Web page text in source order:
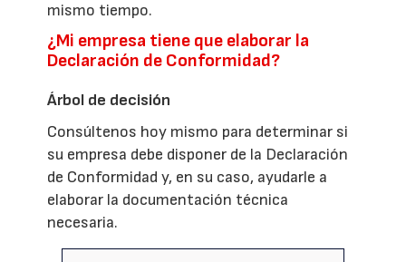
mismo tiempo.
¿Mi empresa tiene que elaborar la
Declaración de Conformidad?
Árbol de decisión
Consúltenos hoy mismo para determinar si
su empresa debe disponer de la Declaración
de Conformidad y, en su caso, ayudarle a
elaborar la documentación técnica
necesaria.